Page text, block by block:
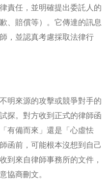
責任，並明確提出委託人的
、賠償等）。它傳達的訊息
，並認真考慮採取法律行
明來源的攻擊或競爭對手的
探。對方收到正式的律師函
有備而來」還是「心虛怯
函前，可能根本沒想到自己
到來自律師事務所的文件，
協商刪文。